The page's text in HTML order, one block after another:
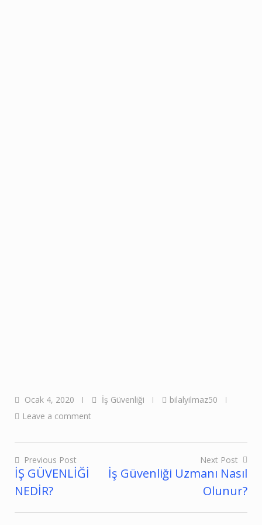
Ocak 4, 2020 İş Güvenliği
bilalyilmaz50
Leave a comment
Yazı
Previous Post
İŞ GÜVENLİĞİ
NEDİR?
Next Post
İş Güvenliği Uzmanı Nasıl
Olunur?